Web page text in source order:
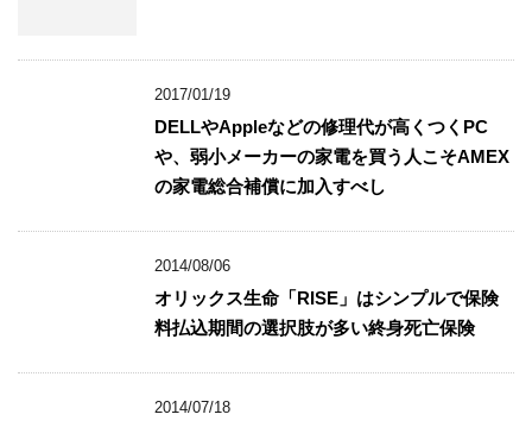
2017/01/19
DELLやAppleなどの修理代が高くつくPC
や、弱小メーカーの家電を買う人こそAMEX
の家電総合補償に加入すべし
2014/08/06
オリックス生命「RISE」はシンプルで保険
料払込期間の選択肢が多い終身死亡保険
2014/07/18